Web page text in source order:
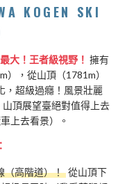
KOGEN SKI
大！王者級視野！ 擁有
），從山頂（1781m）
，超級過癮！風景壯麗
山頂展望臺絕對值得上去
上去看景）。
（高階道）！ 從山頂下